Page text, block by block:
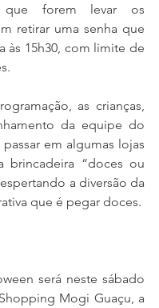
que forem levar os
retirar uma senha que
às 15h30, com limite de
as crianças,
da equipe do
em algumas lojas
brincadeira “doces ou
a diversão da
que é pegar doces.
será neste sábado
Mogi Guaçu, a